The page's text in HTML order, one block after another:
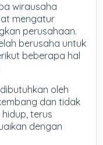
wirausaha
mengatur
perusahaan.
berusaha untuk
beberapa hal
oleh
dan tidak
terus
dengan